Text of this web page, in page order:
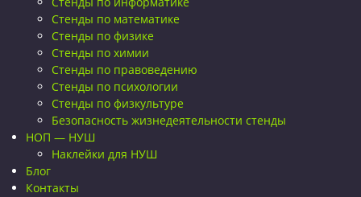
Стенды по математике
Стенды по физике
Стенды по химии
Стенды по правоведению
Стенды по психологии
Стенды по физкультуре
Безопасность жизнедеятельности стенды
НОП — НУШ
Наклейки для НУШ
Блог
Контакты